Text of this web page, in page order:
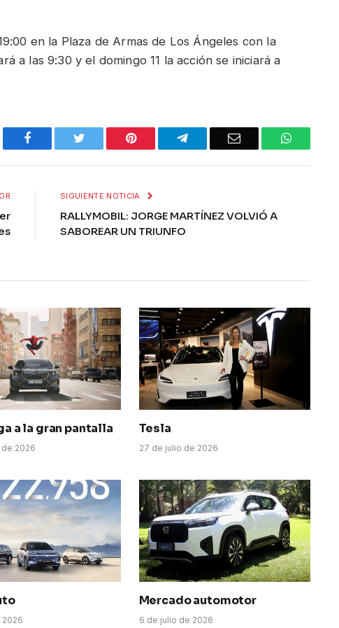
en la Plaza de Armas de Los Ángeles con la
a las 9:30 y el domingo 11 la acción se iniciará a
Facebook Twitter Pinterest Telegram Email WhatsApp
SIGUIENTE NOTICIA
RALLYMOBIL: JORGE MARTÍNEZ VOLVIÓ A
SABOREAR UN TRIUNFO
a la gran pantalla
2026
Tesla
27 de julio de 2026
Mercado automotor
6 de julio de 2026